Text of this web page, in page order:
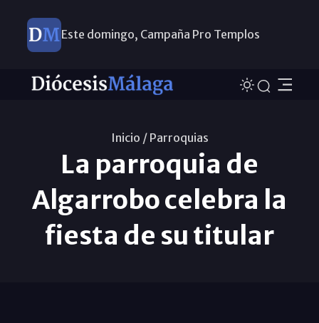
Este domingo, Campaña Pro Templos
Inicio / Parroquias
La parroquia de
Algarrobo celebra la
fiesta de su titular